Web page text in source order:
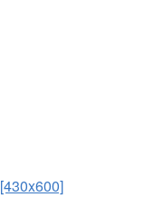
[430x600]